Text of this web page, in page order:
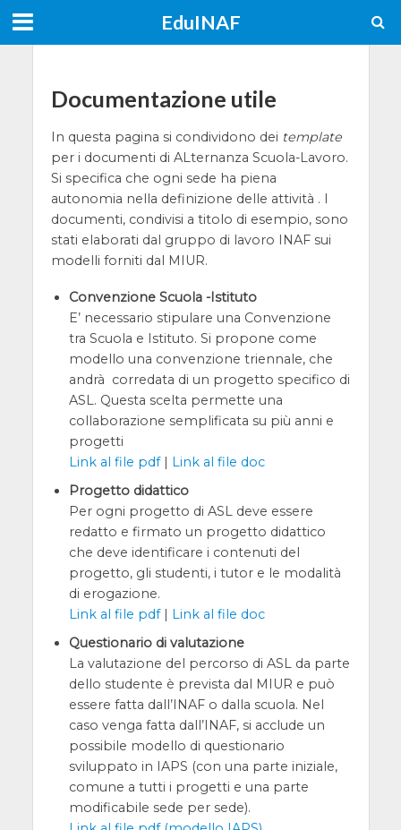
EduINAF
Documentazione utile
In questa pagina si condividono dei template
per i documenti di ALternanza Scuola-Lavoro.
Si specifica che ogni sede ha piena
autonomia nella definizione delle attività . I
documenti, condivisi a titolo di esempio, sono
stati elaborati dal gruppo di lavoro INAF sui
modelli forniti dal MIUR.
Convenzione Scuola -Istituto
E’ necessario stipulare una Convenzione
tra Scuola e Istituto. Si propone come
modello una convenzione triennale, che
andrà corredata di un progetto specifico di
ASL. Questa scelta permette una
collaborazione semplificata su più anni e
progetti
Link al file pdf| Link al file doc
Progetto didattico
Per ogni progetto di ASL deve essere
redatto e firmato un progetto didattico
che deve identificare i contenuti del
progetto, gli studenti, i tutor e le modalità
di erogazione.
Link al file pdf| Link al file doc
Questionario di valutazione
La valutazione del percorso di ASL da parte
dello studente è prevista dal MIUR e può
essere fatta dall’INAF o dalla scuola. Nel
caso venga fatta dall’INAF, si acclude un
possibile modello di questionario
sviluppato in IAPS (con una parte iniziale,
comune a tutti i progetti e una parte
modificabile sede per sede).